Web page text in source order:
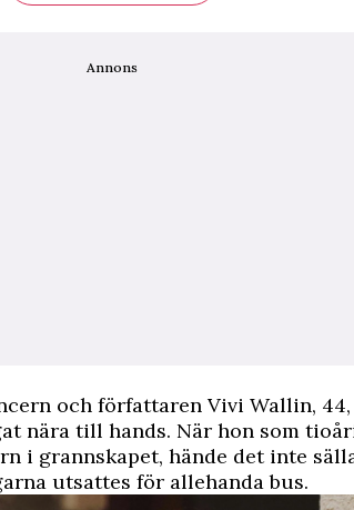
Annons
och författaren Vivi Wallin,
nära till hands. När hon som
i grannskapet, hände det inte
utsattes för allehanda bus.